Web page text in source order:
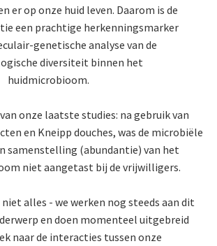
er op onze huid leven. Daarom is de
een prachtige herkenningsmarker
genetische analyse van de
diversiteit binnen het
huidmicrobioom.
onze laatste studies: na gebruik van
en Kneipp douches, was de microbiële
samenstelling (abundantie) van het
niet aangetast bij de vrijwilligers.
alles - we werken nog steeds aan dit
en doen momenteel uitgebreid
naar de interacties tussen onze